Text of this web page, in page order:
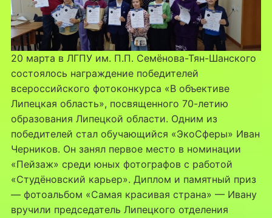
20 марта в ЛГПУ им. П.П. Семёнова-Тян-Шанского
состоялось награждение победителей
всероссийского фотоконкурса «В объективе
Липецкая область», посвященного 70-летию
образования Липецкой области. Одним из
победителей стал обучающийся «ЭкоСферы» Иван
Черников. Он занял первое место в номинации
«Пейзаж» среди юных фотографов с работой
«Студёновский карьер». Диплом и памятный приз
— фотоальбом «Самая красивая страна» — Ивану
вручили председатель Липецкого отделения